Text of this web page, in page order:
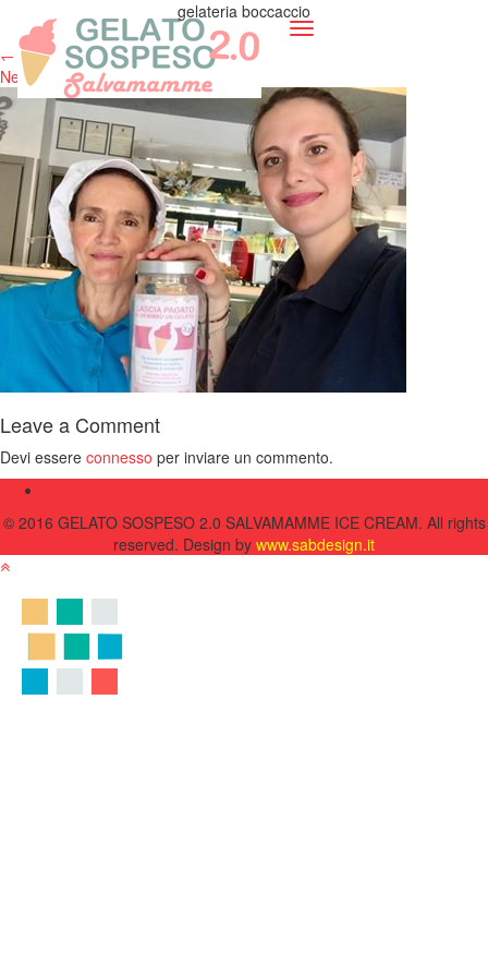
Toggle
gelateria boccaccio
Published
7 Agosto 2017 at373 × 280
Services
← Previous
Next→
Leave a Comment
Devi essere connesso per inviare un commento.
© 2016 GELATO SOSPESO 2.0 SALVAMAMME ICE CREAM. All rights
reserved. Design by www.sabdesign.it